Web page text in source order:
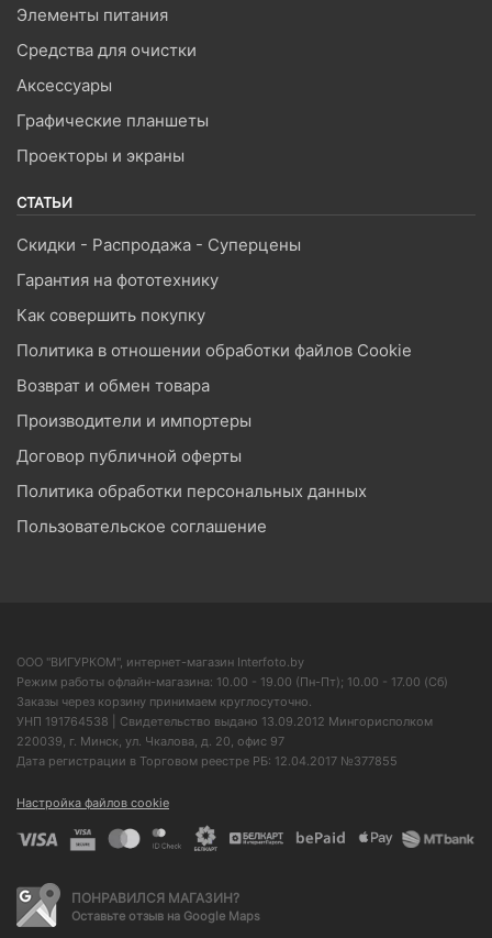
Элементы питания
Средства для очистки
Аксессуары
Графические планшеты
Проекторы и экраны
СТАТЬИ
Скидки - Распродажа - Суперцены
Гарантия на фототехнику
Как совершить покупку
Политика в отношении обработки файлов Cookie
Возврат и обмен товара
Производители и импортеры
Договор публичной оферты
Политика обработки персональных данных
Пользовательское соглашение
ООО "ВИГУРКОМ", интернет-магазин Interfoto.by
Режим работы офлайн-магазина: 10.00 - 19.00 (Пн-Пт); 10.00 - 17.00 (Сб)
Заказы через корзину принимаем круглосуточно.
УНП 191764538 | Свидетельство выдано 13.09.2012 Мингорисполком
220039, г. Минск, ул. Чкалова, д. 20, офис 97
Дата регистрации в Торговом реестре РБ: 12.04.2017 №377855
Настройка файлов cookie
ПОНРАВИЛСЯ МАГАЗИН?
Оставьте отзыв на Google Maps